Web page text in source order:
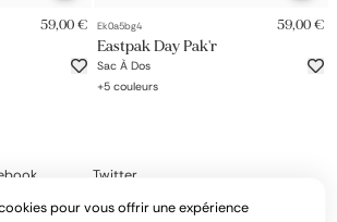
59,00 € Ek0a5bg4 59,00 €
Eastpak Day Pak'r
Sac À Dos
+5 couleurs
Twitter
pour vous offrir une expérience